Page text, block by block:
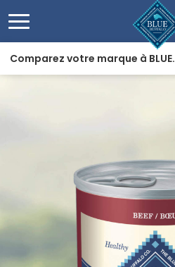
Comparez votre marque à BLUE.